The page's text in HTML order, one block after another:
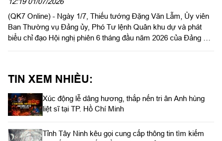
(QK7 Online) - Ngày 1/7, Thiếu tướng Đặng Văn Lẫm, Ủy viên
Ban Thường vụ Đảng ủy, Phó Tư lệnh Quân khu dự và phát
biểu chỉ đạo Hội nghị phiên 6 tháng đầu năm 2026 của Đảng ủy
TIN XEM NHIỀU:
Xúc động lễ dâng hương, thắp nến tri ân Anh hùng
liệt sĩ tại TP. Hồ Chí Minh
Tỉnh Tây Ninh kêu gọi cung cấp thông tin tìm kiếm